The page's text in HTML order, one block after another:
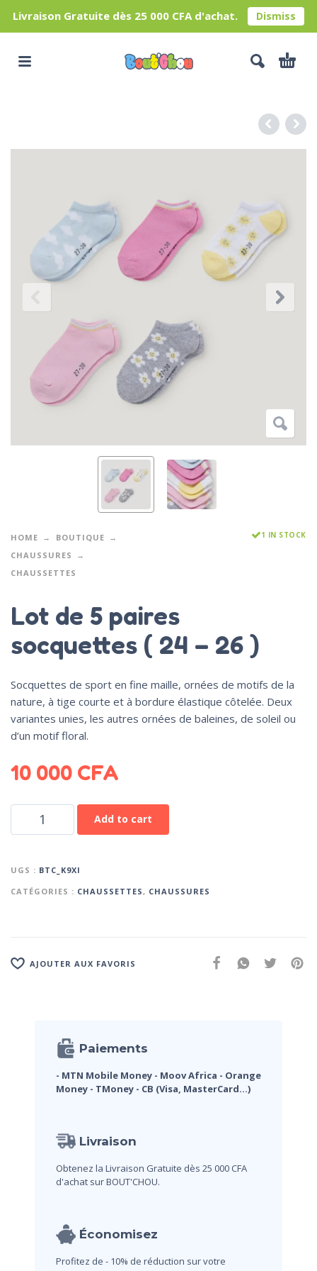
Livraison Gratuite dès 25 000 CFA d'achat. Dismiss
HOME
BOUTIQUE
CHAUSSURES
CHAUSSETTES
1 IN STOCK
Lot de 5 paires
socquettes ( 24 – 26 )
Socquettes de sport en fine maille, ornées de motifs de la
nature, à tige courte et à bordure élastique côtelée. Deux
variantes unies, les autres ornées de baleines, de soleil ou
d’un motif floral.
10 000 CFA
Add to cart
UGS : BTC_K9XI
CATÉGORIES : CHAUSSETTES , CHAUSSURES
AJOUTER AUX FAVORIS
Paiements
- MTN Mobile Money - Moov Africa - Orange
Money - TMoney - CB (Visa, MasterCard...)
Livraison
Obtenez la Livraison Gratuite dès 25 000 CFA
d'achat sur BOUT'CHOU.
Économisez
Profitez de - 10% de réduction sur votre